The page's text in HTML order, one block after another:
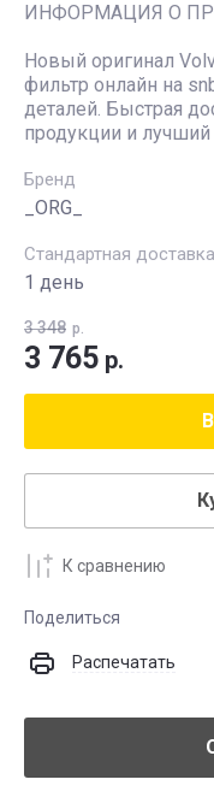
ИНФОРМАЦИЯ О
Новый оригинал
фильтр онлайн на
деталей. Быстрая
продукции и лучший
Бренд
_ORG_
Стандартная доставка
1 день
3 348 р.
3 765 р.
К сравнению
Поделиться
Распечатать